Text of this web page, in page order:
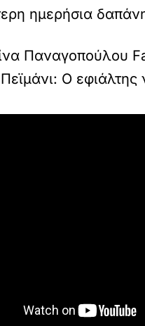
ημερήσια
Παναγοπούλου
Ο εφιάλτης